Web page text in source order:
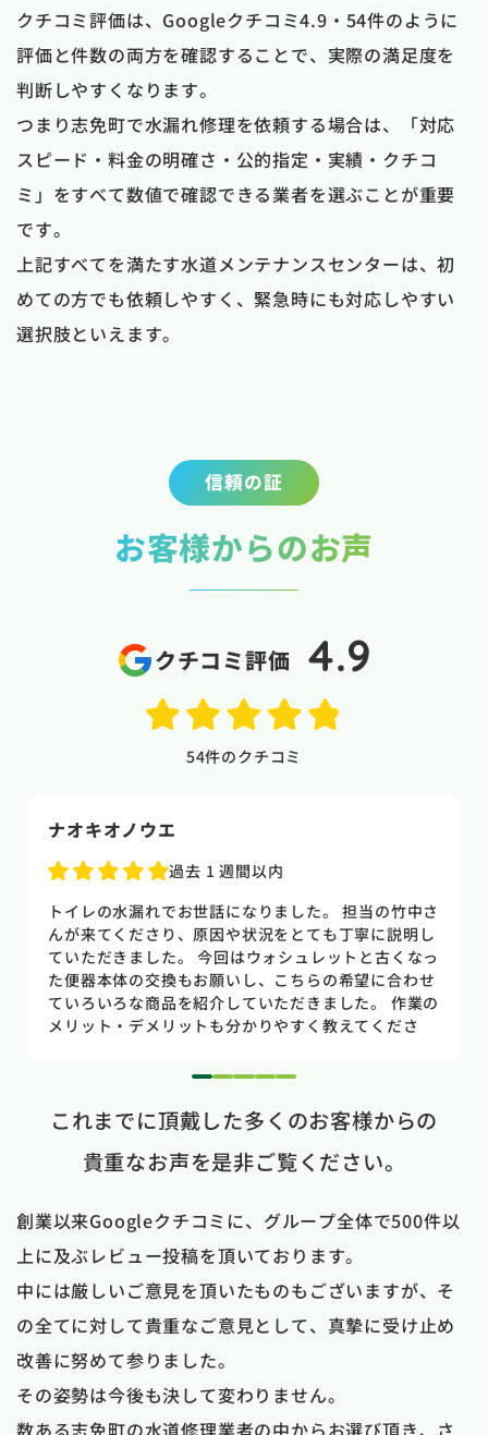
クチコミ評価は、Googleクチコミ4.9・54件のように
評価と件数の両方を確認することで、実際の満足度を
判断しやすくなります。
つまり志免町で水漏れ修理を依頼する場合は、「対応
スピード・料金の明確さ・公的指定・実績・クチコ
ミ」をすべて数値で確認できる業者を選ぶことが重要
です。
上記すべてを満たす水道メンテナンスセンターは、初
めての方でも依頼しやすく、緊急時にも対応しやすい
選択肢といえます。
信頼の証
お客様からのお声
クチコミ評価 4.9
54件のクチコミ
naoki higasi
1 か月前
トイレの水漏れがあり来ていただきました。水漏れ箇
所もすぐに判明しました。10数年使用していた一体型
のトイレだった為使いやすさ等しっかりと説明してい
ただき交換する事になりました。正直痛い出費でした
が発見が早かったので壁や床の工事を考えるとまだ費
用は抑えれました。今回担当して頂いた竹中さんは人
た。 今回は2階のトイレでしたが、1階のトイレも修
た。
1 2 3 4 5
これまでに頂戴した多くのお客様からの
貴重なお声を是非ご覧ください。
創業以来Googleクチコミに、グループ全体で500件以
上に及ぶレビュー投稿を頂いております。
中には厳しいご意見を頂いたものもございますが、そ
の全てに対して貴重なご意見として、真摯に受け止め
改善に努めて参りました。
その姿勢は今後も決して変わりません。
数ある志免町の水道修理業者の中からお選び頂き、さ